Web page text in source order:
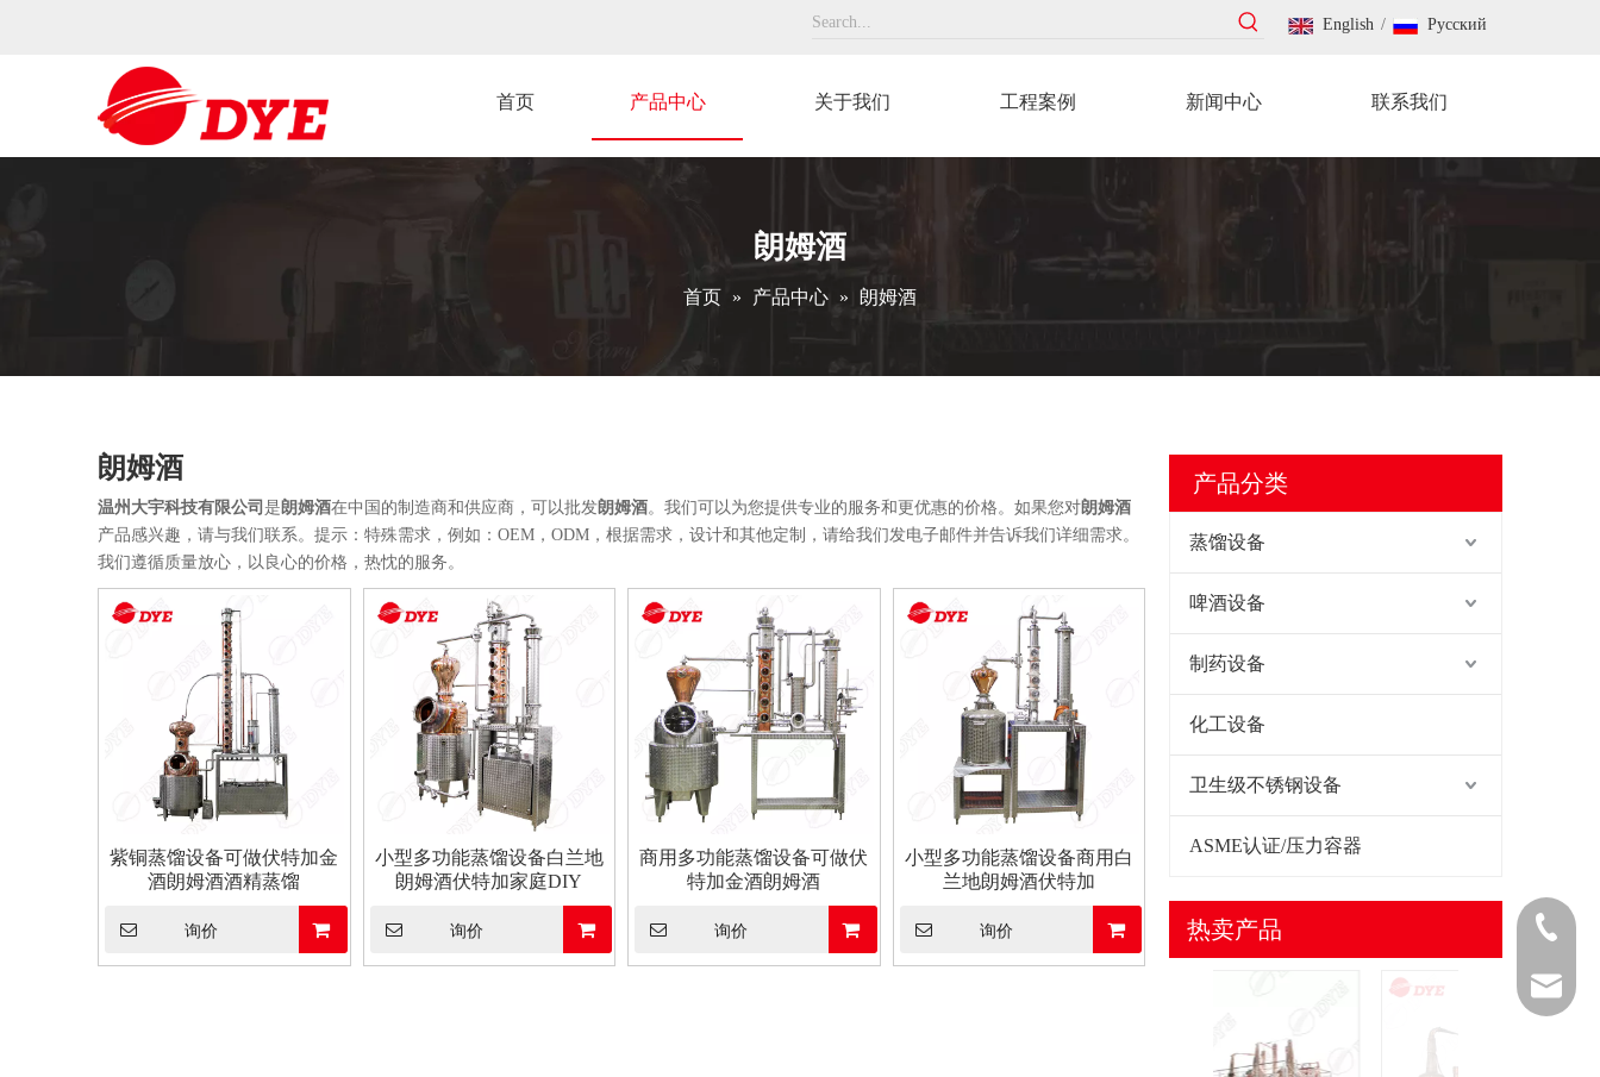
English / Pусский
首页 产品中心 关于我们 工程案例 新闻中心 联系我们
朗姆酒
首页 » 产品中心 » 朗姆酒
朗姆酒
温州大宇科技有限公司 是 朗姆酒在中国的制造商和供应商，可以批发朗姆酒。我们可以为您提供专业的服务和更优惠的价格。如果您对朗姆酒
产品感兴趣，请与我们联系。提示：特殊需求，例如：OEM，ODM，根据需求，设计和其他定制，请给我们发电子邮件并告诉我们详细需求。
我们遵循质量放心，以良心的价格，热忱的服务。
紫铜蒸馏设备可做伏特加金
酒朗姆酒酒精蒸馏
询价
小型多功能蒸馏设备白兰地
朗姆酒伏特加家庭DIY
询价
商用多功能蒸馏设备可做伏
特加金酒朗姆酒
询价
小型多功能蒸馏设备商用白
兰地朗姆酒伏特加
询价
产品分类
蒸馏设备
啤酒设备
制药设备
化工设备
卫生级不锈钢设备
ASME认证/压力容器
热卖产品 0577-
0577-